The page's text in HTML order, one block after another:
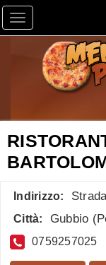
Toggle
Indirizzo:
Città: Gubbio (
0759257025